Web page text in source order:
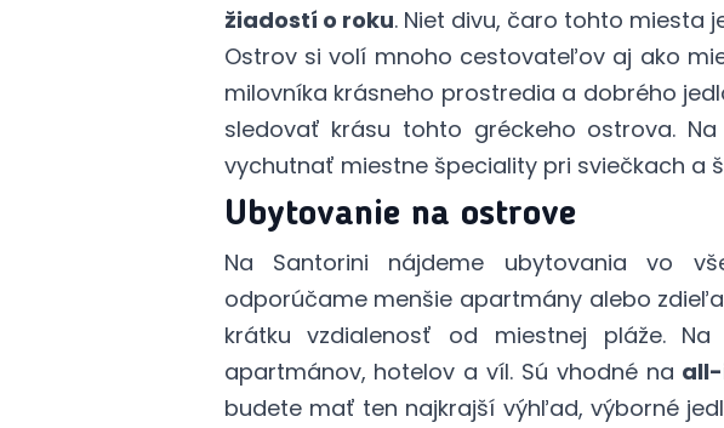
žiadostí o roku. Niet divu, čaro tohto miesta
Ostrov si volí mnoho cestovateľov aj ako
milovníka krásneho prostredia a dobrého
sledovať krásu tohto gréckeho ostrova.
vychutnať miestne špeciality pri sviečkach a
Ubytovanie na ostrove
Na Santorini nájdeme ubytovania vo
odporúčame menšie apartmány alebo
krátku vzdialenosť od miestnej pláže.
apartmánov, hotelov a víl. Sú vhodné na
budete mať ten najkrajší výhľad, výborné